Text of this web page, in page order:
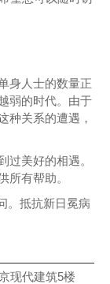
身人士的数量正
弱的时代。由于
种关系的遭遇，
过美好的相遇。
所有帮助。
。抵抗新日冕病
现代建筑5楼